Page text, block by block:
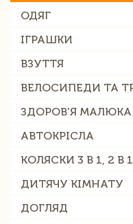
ОДЯГ
ІГРАШКИ
ВЗУТТЯ
ВЕЛОСИПЕДИ ТА
ЗДОРОВ'Я МАЛЮКА
АВТОКРІСЛА
КОЛЯСКИ 3 В 1, 2 В 1
ДИТЯЧУ КІМНАТУ
ДОГЛЯД